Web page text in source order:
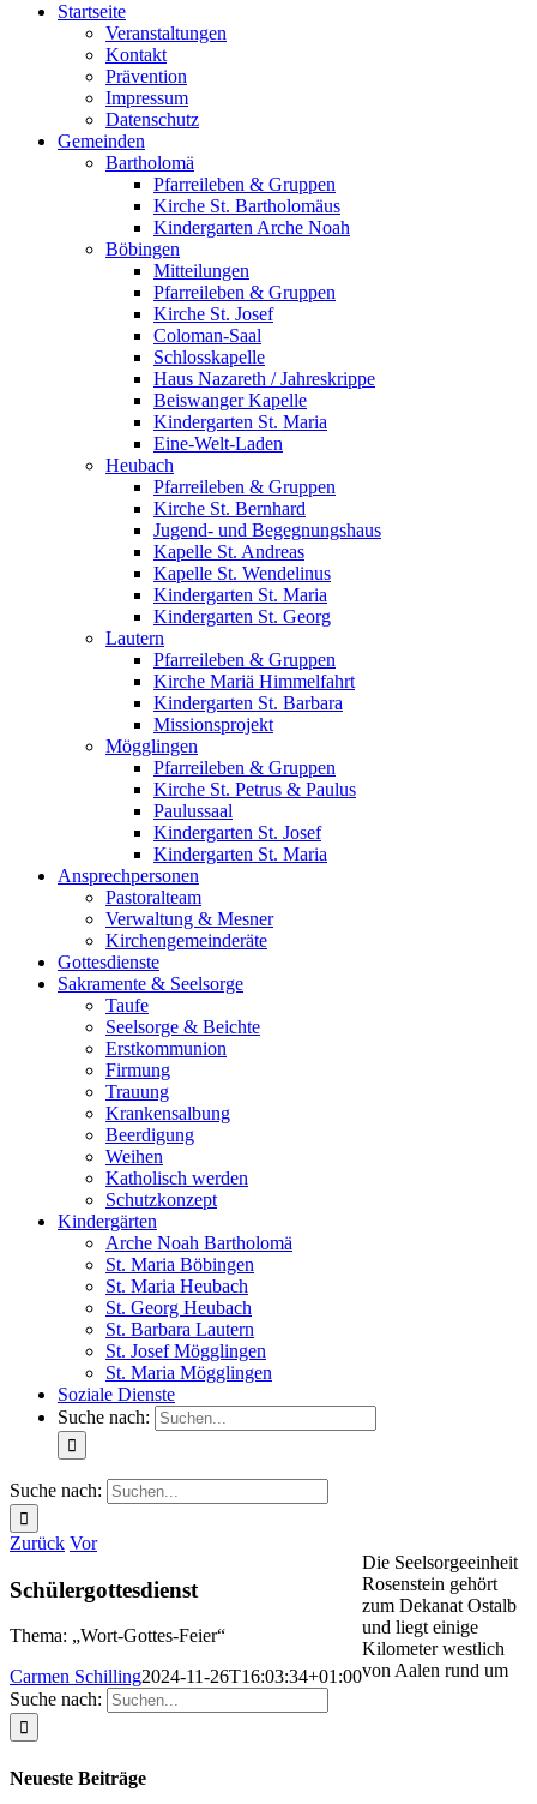
Startseite
Veranstaltungen
Kontakt
Prävention
Impressum
Datenschutz
Gemeinden
Bartholomä
Pfarreileben & Gruppen
Kirche St. Bartholomäus
Kindergarten Arche Noah
Böbingen
Mitteilungen
Pfarreileben & Gruppen
Kirche St. Josef
Coloman-Saal
Schlosskapelle
Haus Nazareth / Jahreskrippe
Beiswanger Kapelle
Kindergarten St. Maria
Eine-Welt-Laden
Heubach
Pfarreileben & Gruppen
Kirche St. Bernhard
Jugend- und Begegnungshaus
Kapelle St. Andreas
Kapelle St. Wendelinus
Kindergarten St. Maria
Kindergarten St. Georg
Lautern
Pfarreileben & Gruppen
Kirche Mariä Himmelfahrt
Kindergarten St. Barbara
Missionsprojekt
Mögglingen
Pfarreileben & Gruppen
Kirche St. Petrus & Paulus
Paulussaal
Kindergarten St. Josef
Kindergarten St. Maria
Ansprechpersonen
Pastoralteam
Verwaltung & Mesner
Kirchengemeinderäte
Gottesdienste
Sakramente & Seelsorge
Taufe
Seelsorge & Beichte
Erstkommunion
Firmung
Trauung
Krankensalbung
Beerdigung
Weihen
Katholisch werden
Schutzkonzept
Kindergärten
Arche Noah Bartholomä
St. Maria Böbingen
St. Maria Heubach
St. Georg Heubach
St. Barbara Lautern
St. Josef Mögglingen
St. Maria Mögglingen
Soziale Dienste
Suche nach:
Suche nach:
Zurück Vor
Schülergottesdienst
Thema: „Wort-Gottes-Feier“
Carmen Schilling2024-11-26T16:03:34+01:00
Suche nach:
Neueste Beiträge
Die Seelsorgeeinheit
Rosenstein gehört
zum Dekanat Ostalb
und liegt einige
Kilometer westlich
von Aalen rund um